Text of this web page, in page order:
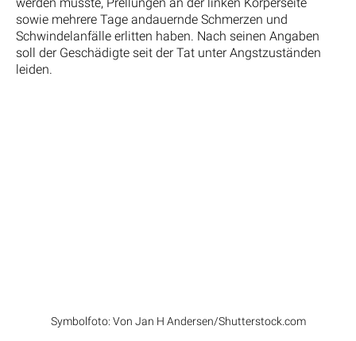
sowie mehrere Tage andauernde Schmerzen und
Schwindelanfälle erlitten haben. Nach seinen Angaben
soll der Geschädigte seit der Tat unter Angstzuständen
leiden.
Symbolfoto: Von Jan H Andersen/Shutterstock.com